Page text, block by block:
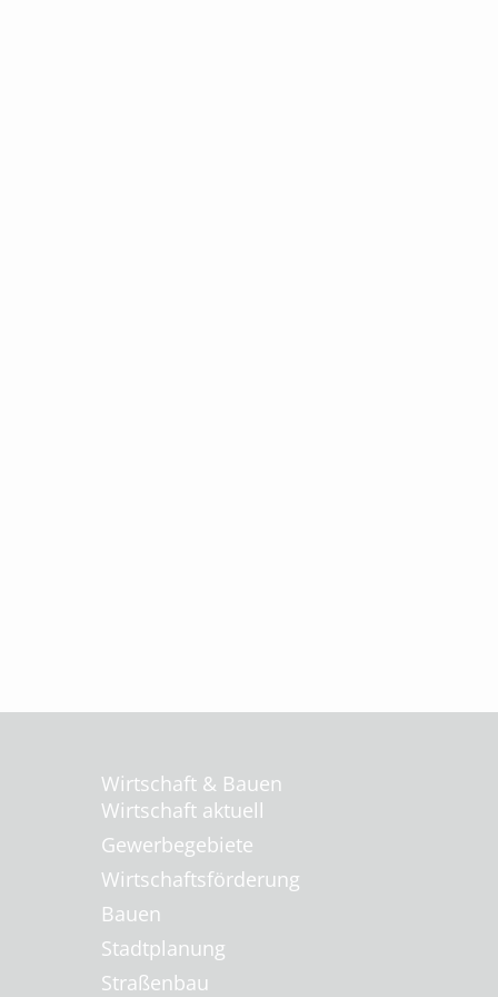
Wirtschaft & Bauen
Wirtschaft aktuell
Gewerbegebiete
Wirtschaftsförderung
Bauen
Stadtplanung
Straßenbau